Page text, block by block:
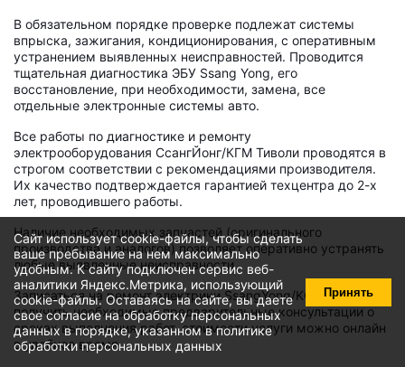
В обязательном порядке проверке подлежат системы
впрыска, зажигания, кондиционирования, с оперативным
устранением выявленных неисправностей. Проводится
тщательная диагностика ЭБУ Ssang Yong, его
восстановление, при необходимости, замена, все
отдельные электронные системы авто.
Все работы по диагностике и ремонту
электрооборудования СсангЙонг/КГМ Тиволи проводятся в
строгом соответствии с рекомендациями производителя.
Их качество подтверждается гарантией техцентра до 2-х
лет, проводившего работы.
Наличие необходимых запчастей (оригинального
производства и аналогов) позволяет оперативно устранять
любые выявленные неисправности.
Записаться на ремонт электрики SsangYong/KGM Tivoli,
получить необходимые предварительные консультации о
сроках выполнения работ, стоимости услуги можно онлайн
в удобное время.
Сайт использует cookie-файлы, чтобы сделать
ваше пребывание на нем максимально
удобным. К cайту подключен сервис веб-
аналитики Яндекс.Метрика, использующий
cookie-файлы. Оставаясь на сайте, вы даете
своесогласие на обработку персональных
данныхв порядке, указанном вполитике
обработки персональных данных
Принять